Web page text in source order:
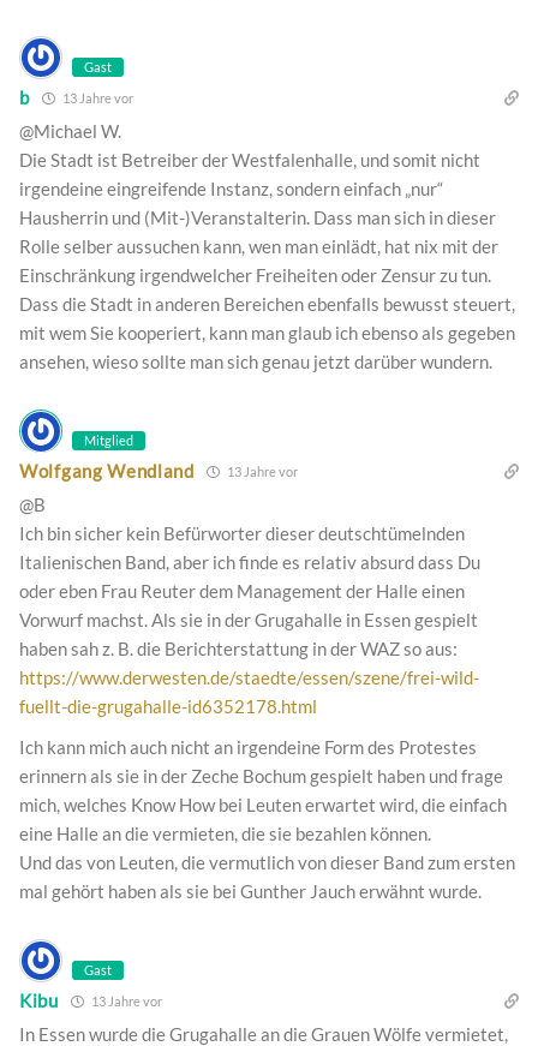
Gast
b 13 Jahre vor
@Michael W.
Die Stadt ist Betreiber der Westfalenhalle, und somit nicht
irgendeine eingreifende Instanz, sondern einfach „nur“
Hausherrin und (Mit-)Veranstalterin. Dass man sich in dieser
Rolle selber aussuchen kann, wen man einlädt, hat nix mit der
Einschränkung irgendwelcher Freiheiten oder Zensur zu tun.
Dass die Stadt in anderen Bereichen ebenfalls bewusst steuert,
mit wem Sie kooperiert, kann man glaub ich ebenso als gegeben
ansehen, wieso sollte man sich genau jetzt darüber wundern.
Mitglied
Wolfgang Wendland 13 Jahre vor
@B
Ich bin sicher kein Befürworter dieser deutschtümelnden
Italienischen Band, aber ich finde es relativ absurd dass Du
oder eben Frau Reuter dem Management der Halle einen
Vorwurf machst. Als sie in der Grugahalle in Essen gespielt
haben sah z. B. die Berichterstattung in der WAZ so aus:
https://www.derwesten.de/staedte/essen/szene/frei-wild-
fuellt-die-grugahalle-id6352178.html
Ich kann mich auch nicht an irgendeine Form des Protestes
erinnern als sie in der Zeche Bochum gespielt haben und frage
mich, welches Know How bei Leuten erwartet wird, die einfach
eine Halle an die vermieten, die sie bezahlen können.
Und das von Leuten, die vermutlich von dieser Band zum ersten
mal gehört haben als sie bei Gunther Jauch erwähnt wurde.
Gast
Kibu 13 Jahre vor
In Essen wurde die Grugahalle an die Grauen Wölfe vermietet,